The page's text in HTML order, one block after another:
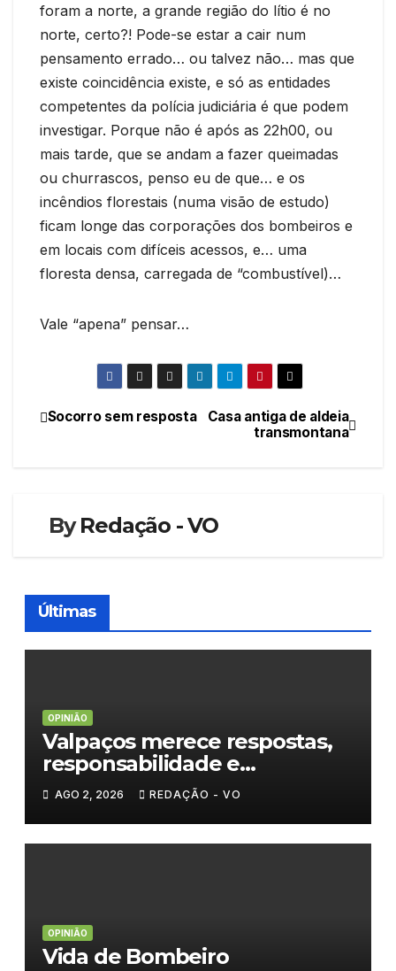
foram a norte, a grande região do lítio é no
norte, certo?! Pode-se estar a cair num
pensamento errado… ou talvez não… mas que
existe coincidência existe, e só as entidades
competentes da polícia judiciária é que podem
investigar. Porque não é após as 22h00, ou
mais tarde, que se andam a fazer queimadas
ou churrascos, penso eu de que… e os
incêndios florestais (numa visão de estudo)
ficam longe das corporações dos bombeiros e
em locais com difíceis acessos, e… uma
floresta densa, carregada de “combustível)…
Vale “apena” pensar…
Navegação
Casa antiga de aldeia
transmontana
Socorro sem resposta
ByRedação - VO
Últimas
OPINIÃO
Valpaços merece respostas,
responsabilidade e
mudanças
AGO 2, 2026 REDAÇÃO - VO
OPINIÃO
Vida de Bombeiro